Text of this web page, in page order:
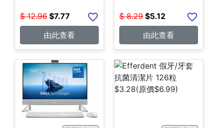
$ 12.96 $7.77
由此查看
$ 8.29 $5.12
由此查看